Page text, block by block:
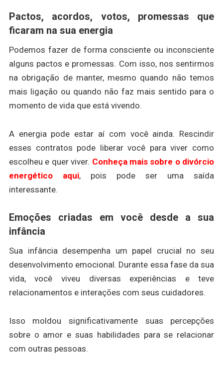
Pactos, acordos, votos, promessas que
ficaram na sua energia
Podemos fazer de forma consciente ou inconsciente
alguns pactos e promessas. Com isso, nos sentirmos
na obrigação de manter, mesmo quando não temos
mais ligação ou quando não faz mais sentido para o
momento de vida que está vivendo.
A energia pode estar aí com você ainda. Rescindir
esses contratos pode liberar você para viver como
escolheu e quer viver. Conheça mais sobre o divórcio
energético aqui, pois pode ser uma saída
interessante.
Emoções criadas em você desde a sua
infância
Sua infância desempenha um papel crucial no seu
desenvolvimento emocional. Durante essa fase da sua
vida, você viveu diversas experiências e teve
relacionamentos e interações com seus cuidadores.
Isso moldou significativamente suas percepções
sobre o amor e suas habilidades para se relacionar
com outras pessoas.